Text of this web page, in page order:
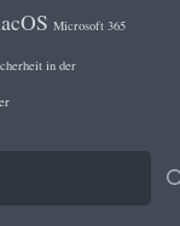
Microsoft 365
in der